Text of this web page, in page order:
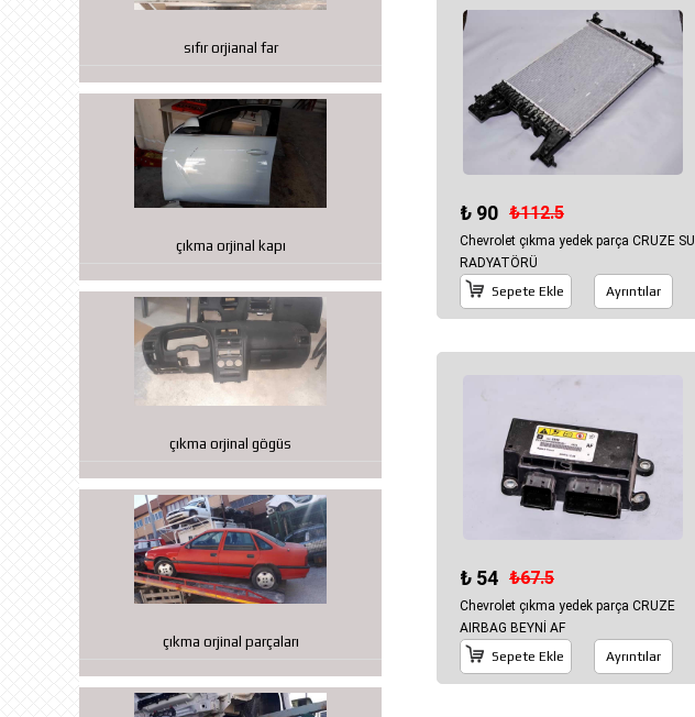
sıfır orjianal far
çıkma orjinal kapı
çıkma orjinal gögüs
çıkma orjinal parçaları
₺ 90 ₺112.5
Chevrolet çıkma yedek parça CRUZE SU
RADYATÖRÜ
Sepete Ekle
Ayrıntılar
₺ 54 ₺67.5
Chevrolet çıkma yedek parça CRUZE
AIRBAG BEYNİ AF
Sepete Ekle
Ayrıntılar